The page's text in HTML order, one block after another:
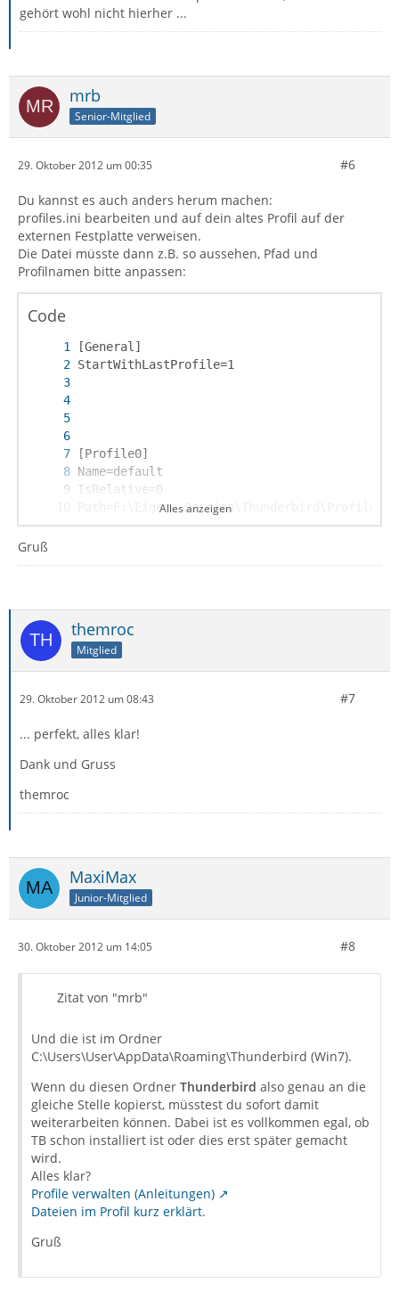
gehört wohl nicht hierher ...
mrb
Senior-Mitglied
29. Oktober 2012 um 00:35 #6
Du kannst es auch anders herum machen:
profiles.ini bearbeiten und auf dein altes Profil auf der
externen Festplatte verweisen.
Die Datei müsste dann z.B. so aussehen, Pfad und
Profilnamen bitte anpassen:
Code
Default=1
Alles anzeigen
Gruß
themroc
Mitglied
29. Oktober 2012 um 08:43 #7
... perfekt, alles klar!
Dank und Gruss
themroc
MaxiMax
Junior-Mitglied
30. Oktober 2012 um 14:05 #8
Zitat von "mrb"
Und die ist im Ordner
C:\Users\User\AppData\Roaming\Thunderbird (Win7).
Wenn du diesen Ordner Thunderbird also genau an die
gleiche Stelle kopierst, müsstest du sofort damit
weiterarbeiten können. Dabei ist es vollkommen egal, ob
TB schon installiert ist oder dies erst später gemacht
wird.
Alles klar?
Profile verwalten (Anleitungen)
Dateien im Profil kurz erklärt.
Gruß